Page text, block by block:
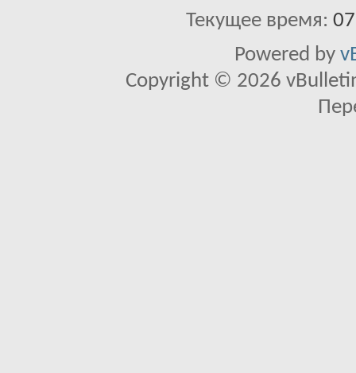
Текущее время:
Powered by
Copyright © 2026